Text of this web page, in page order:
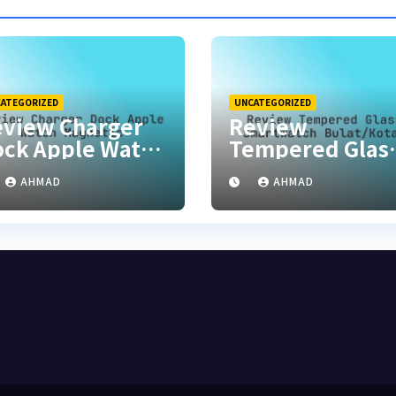
Charger
Apple Watch
AHMAD
UNCATEGORIZED
Review
Tempered
Smartwatch
Bulat/Kotak
AHMAD